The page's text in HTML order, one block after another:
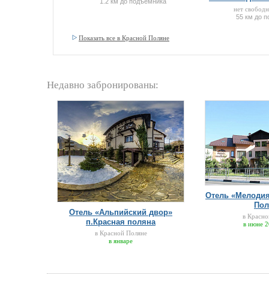
холодильник. Возможно доп.нет
55 км до
Показать все в Красной Поляне
Недавно забронированы:
Отель «Альпийский двор»
п.Красная поляна
в Красной Поляне
в январе
Отель
в
в июне